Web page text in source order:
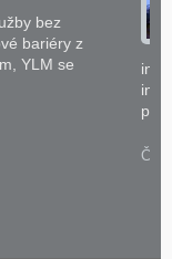
bez
bariéry z
YLM se